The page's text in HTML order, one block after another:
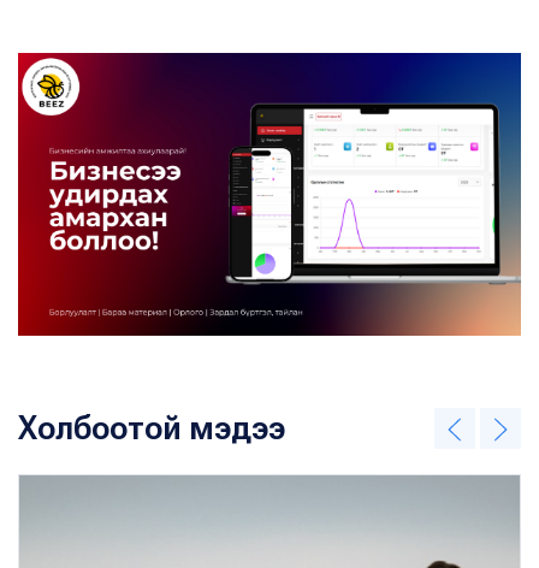
Холбоотой мэдээ